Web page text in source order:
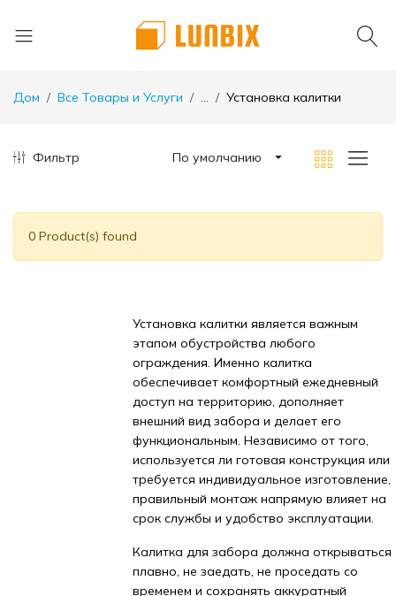
Дом Все Товары и Услуги ... Установка калитки
Фильтр По умолчанию
0 Product(s) found
Установка калитки является важным
этапом обустройства любого
ограждения. Именно калитка
обеспечивает комфортный ежедневный
доступ на территорию, дополняет
внешний вид забора и делает его
функциональным. Независимо от того,
используется ли готовая конструкция или
требуется индивидуальное изготовление,
правильный монтаж напрямую влияет на
срок службы и удобство эксплуатации.
Калитка для забора должна открываться
плавно, не заедать, не проседать со
временем и сохранять аккуратный